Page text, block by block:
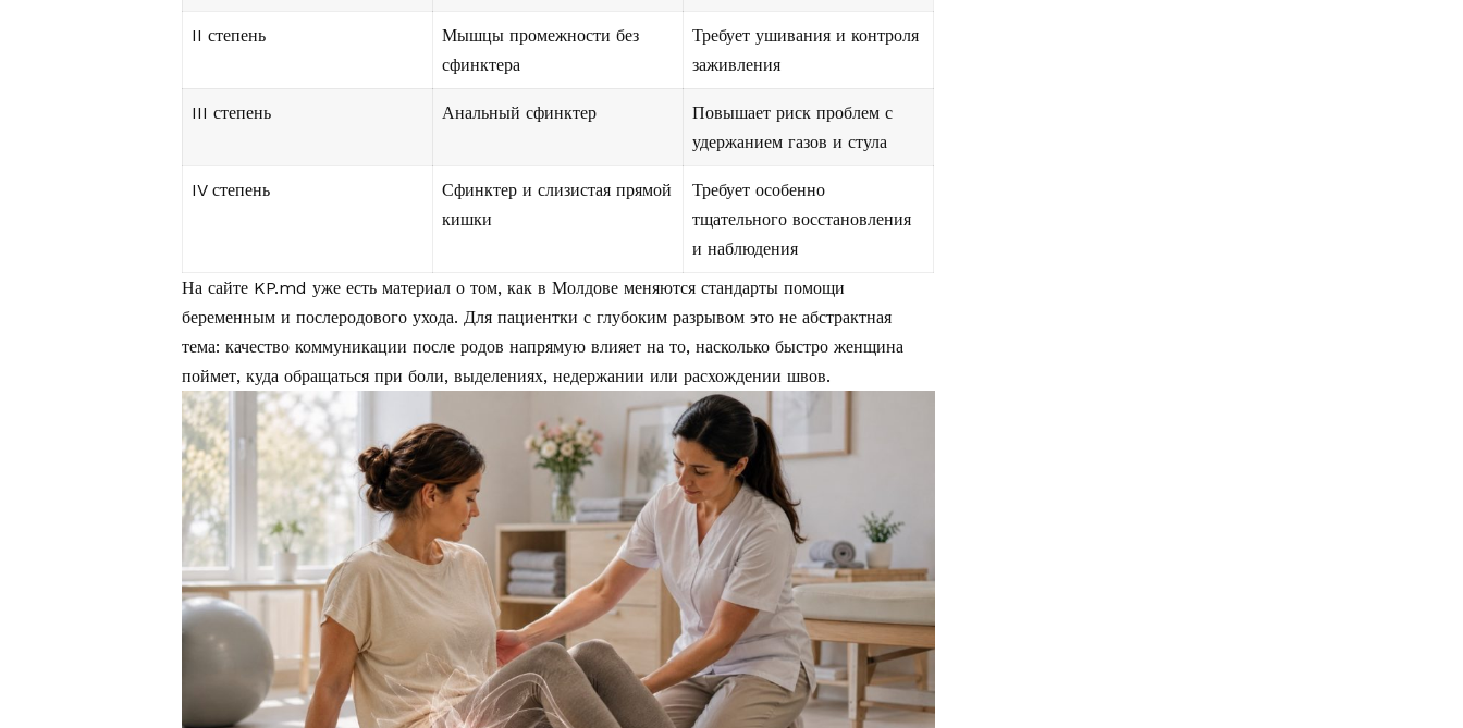
II степень
Мышцы промежности без
сфинктера
Требует ушивания и контроля
заживления
III степень Анальный сфинктер
Повышает риск проблем с
удержанием газов и стула
IV степень
Сфинктер и слизистая прямой
кишки
Требует особенно
тщательного восстановления
и наблюдения
На сайте KP.md уже есть материал о том, как в Молдове меняются стандарты помощи
беременным и послеродового ухода. Для пациентки с глубоким разрывом это не абстрактная
тема: качество коммуникации после родов напрямую влияет на то, насколько быстро женщина
поймет, куда обращаться при боли, выделениях, недержании или расхождении швов.